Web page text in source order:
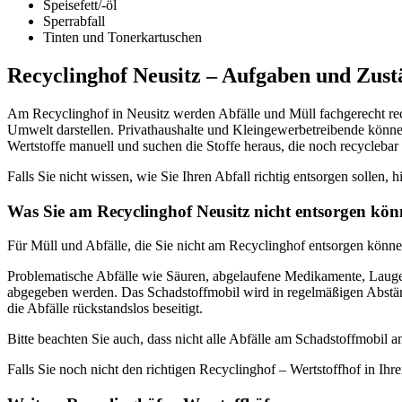
Speisefett/-öl
Sperrabfall
Tinten und Tonerkartuschen
Recyclinghof Neusitz – Aufgaben und
Am Recyclinghof in Neusitz werden Abfälle und Müll fachgerecht
Umwelt darstellen. Privathaushalte und Kleingewerbetreibende
Wertstoffe manuell und suchen die Stoffe heraus, die noch recyclebar
Falls Sie nicht wissen, wie Sie Ihren Abfall richtig entsorgen sollen,
Was Sie am Recyclinghof Neusitz nicht entsorgen
Für Müll und Abfälle, die Sie nicht am Recyclinghof entsorgen
Problematische Abfälle wie Säuren, abgelaufene Medikamente,
abgegeben werden. Das Schadstoffmobil wird in regelmäßigen
die Abfälle rückstandslos beseitigt.
Bitte beachten Sie auch, dass nicht alle Abfälle am Schadstoffmobil
Falls Sie noch nicht den richtigen Recyclinghof – Wertstoffhof in